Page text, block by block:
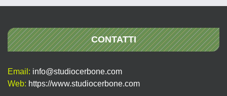
CONTATTI
Email: info@studiocerbone.com
Web: https://www.studiocerbone.com